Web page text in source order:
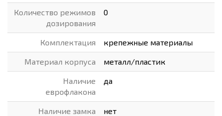
Количество режимов
дозирования
0
Комплектация крепежные материалы
Материал корпуса металл/пластик
Наличие
еврофлакона
да
Наличие замка нет